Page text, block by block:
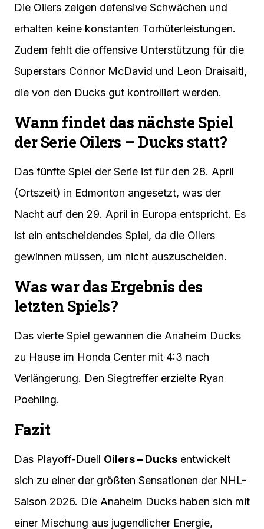
Die Oilers zeigen defensive Schwächen und
erhalten keine konstanten Torhüterleistungen.
Zudem fehlt die offensive Unterstützung für die
Superstars Connor McDavid und Leon Draisaitl,
die von den Ducks gut kontrolliert werden.
Wann findet das nächste Spiel
der Serie Oilers – Ducks statt?
Das fünfte Spiel der Serie ist für den 28. April
(Ortszeit) in Edmonton angesetzt, was der
Nacht auf den 29. April in Europa entspricht. Es
ist ein entscheidendes Spiel, da die Oilers
gewinnen müssen, um nicht auszuscheiden.
Was war das Ergebnis des
letzten Spiels?
Das vierte Spiel gewannen die Anaheim Ducks
zu Hause im Honda Center mit 4:3 nach
Verlängerung. Den Siegtreffer erzielte Ryan
Poehling.
Fazit
Das Playoff-Duell Oilers – Ducks entwickelt
sich zu einer der größten Sensationen der NHL-
Saison 2026. Die Anaheim Ducks haben sich mit
einer Mischung aus jugendlicher Energie,